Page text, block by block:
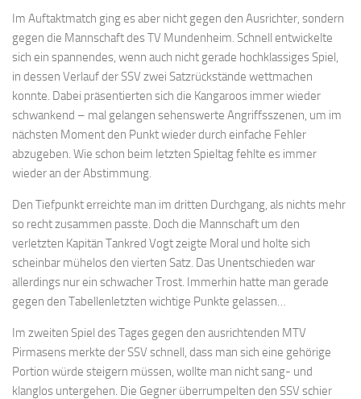
Im Auftaktmatch ging es aber nicht gegen den Ausrichter, sondern
gegen die Mannschaft des TV Mundenheim. Schnell entwickelte
sich ein spannendes, wenn auch nicht gerade hochklassiges Spiel,
in dessen Verlauf der SSV zwei Satzrückstände wettmachen
konnte. Dabei präsentierten sich die Kangaroos immer wieder
schwankend – mal gelangen sehenswerte Angriffsszenen, um im
nächsten Moment den Punkt wieder durch einfache Fehler
abzugeben. Wie schon beim letzten Spieltag fehlte es immer
wieder an der Abstimmung.
Den Tiefpunkt erreichte man im dritten Durchgang, als nichts mehr
so recht zusammen passte. Doch die Mannschaft um den
verletzten Kapitän Tankred Vogt zeigte Moral und holte sich
scheinbar mühelos den vierten Satz. Das Unentschieden war
allerdings nur ein schwacher Trost. Immerhin hatte man gerade
gegen den Tabellenletzten wichtige Punkte gelassen…
Im zweiten Spiel des Tages gegen den ausrichtenden MTV
Pirmasens merkte der SSV schnell, dass man sich eine gehörige
Portion würde steigern müssen, wollte man nicht sang- und
klanglos untergehen. Die Gegner überrumpelten den SSV schier